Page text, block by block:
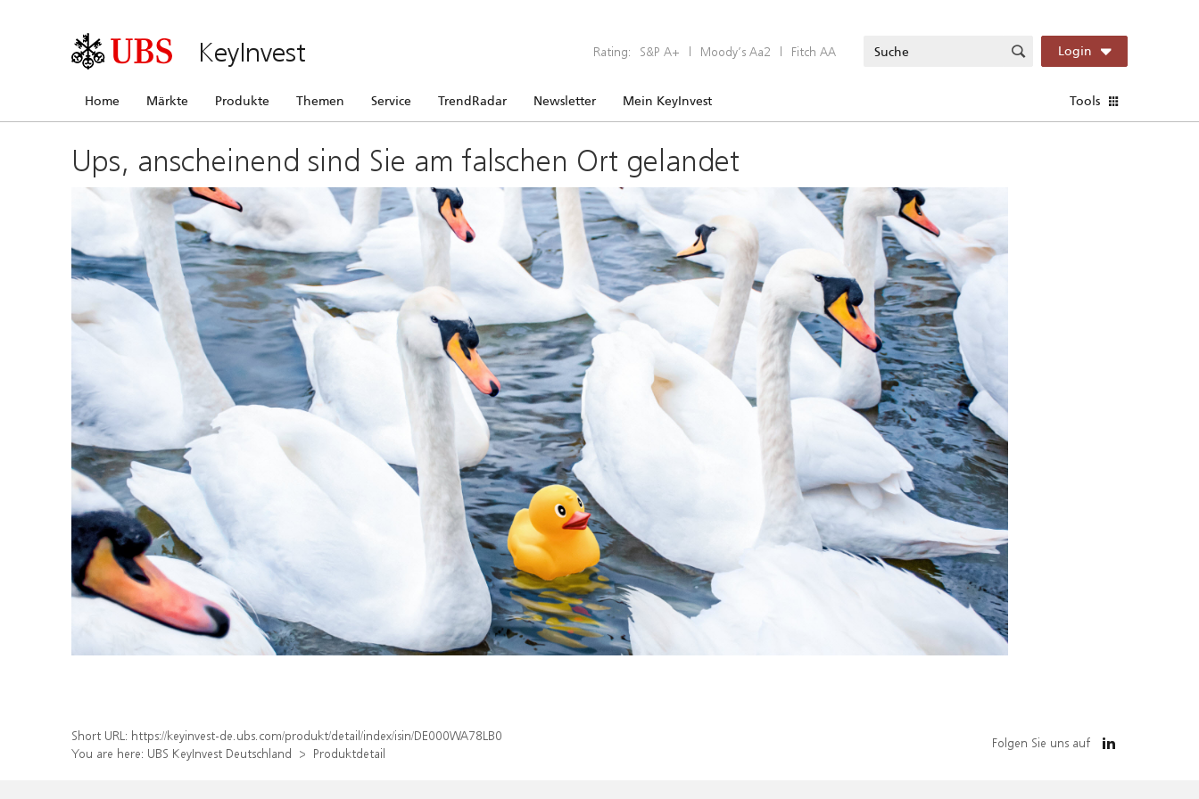
KeyInvest Rating: S&P A+ | Moody’s Aa2 | Fitch AA Login
Home Märkte Produkte Themen Service TrendRadar Newsletter Mein KeyInvest Tools
Ups, anscheinend sind Sie am falschen Ort gelandet
Short URL: https://keyinvest-de.ubs.com/produkt/detail/index/isin/DE000WA78LB0
You are here: UBS KeyInvest Deutschland Produktdetail
Folgen Sie uns auf